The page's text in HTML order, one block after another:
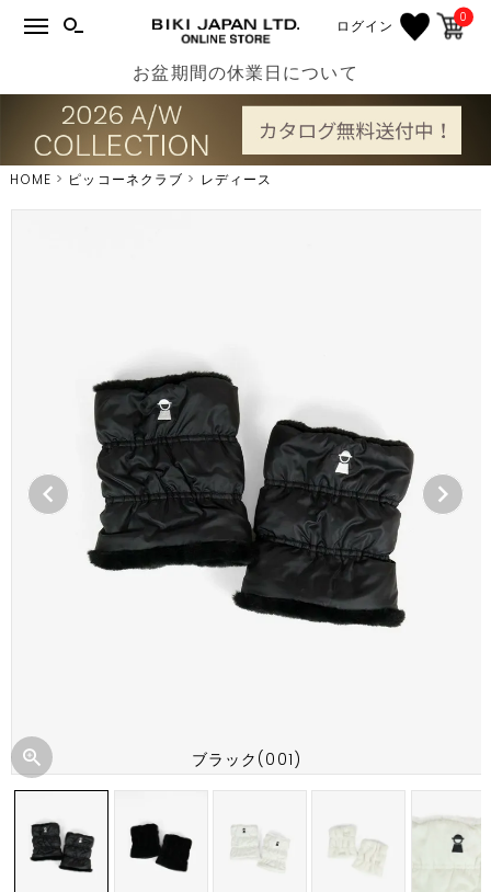
ログイン 0
お盆期間の休業日について
HOME ピッコーネクラブ レディース
ブラック(001)